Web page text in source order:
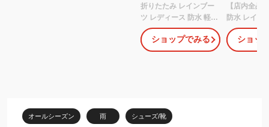
折りたたみ レインブー
ツ レディース 防水 軽量
ミドル丈 ショート丈 滑
りにくい パッカブル コ
ンパクト レインシュー
トドス TO-132
ショップでみる
【店内全品
防水 レイン
たたみ レデ
ゃれ ロング
靴 軽量 柔
ショッ
オールシーズン 雨 シューズ/靴